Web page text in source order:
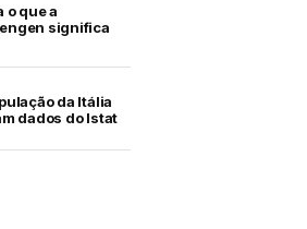
o que a
significa
da Itália
dados do Istat